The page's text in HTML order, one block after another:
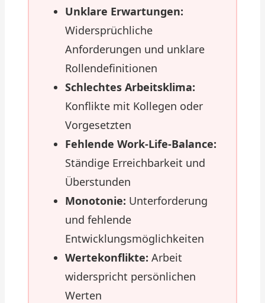
Unklare Erwartungen:
Widersprüchliche
Anforderungen und unklare
Rollendefinitionen
Schlechtes Arbeitsklima:
Konflikte mit Kollegen oder
Vorgesetzten
Fehlende Work-Life-Balance:
Ständige Erreichbarkeit und
Überstunden
Monotonie: Unterforderung
und fehlende
Entwicklungsmöglichkeiten
Wertekonflikte: Arbeit
widerspricht persönlichen
Werten